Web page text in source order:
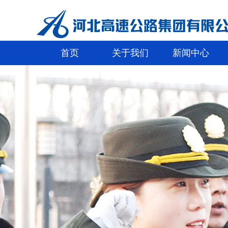
首页 关于我们 新闻中心